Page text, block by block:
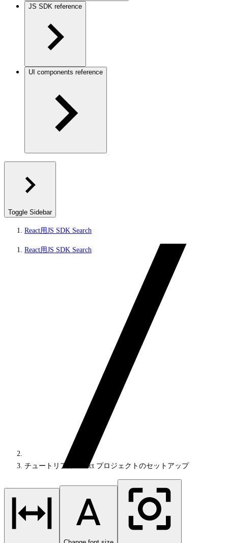
JS SDK reference
UI components reference
Toggle Sidebar
React用JS SDK Search
React用JS SDK Search
チュートリアル: React プロジェクトのセットアップ